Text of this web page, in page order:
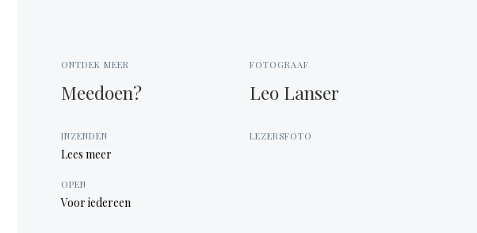
FOTOGRAAF
Leo Lanser
LEZERSFOTO
ONTDEK MEER
Meedoen?
INZENDEN
Lees meer
OPEN
Voor iedereen